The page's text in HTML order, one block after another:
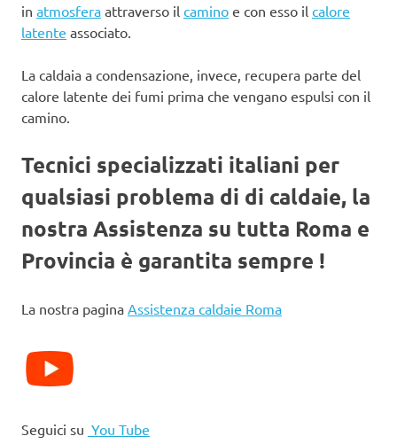
in atmosfera attraverso il camino e con esso il calore
latente associato.
La caldaia a condensazione, invece, recupera parte del
calore latente dei fumi prima che vengano espulsi con il
camino.
Tecnici specializzati italiani per
qualsiasi problema di di caldaie, la
nostra Assistenza su tutta Roma e
Provincia è garantita sempre !
La nostra pagina Assistenza caldaie Roma
Seguici su You Tube